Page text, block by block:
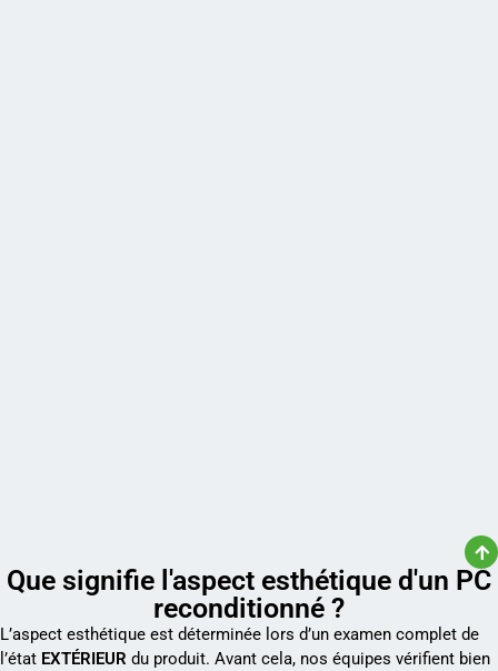
Que signifie l'aspect esthétique d'un PC
reconditionné ?
L’aspect esthétique est déterminée lors d’un examen complet de
l’état EXTÉRIEUR du produit. Avant cela, nos équipes vérifient bien